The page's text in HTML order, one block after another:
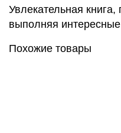
Увлекательная
выполняя
Похожие товары